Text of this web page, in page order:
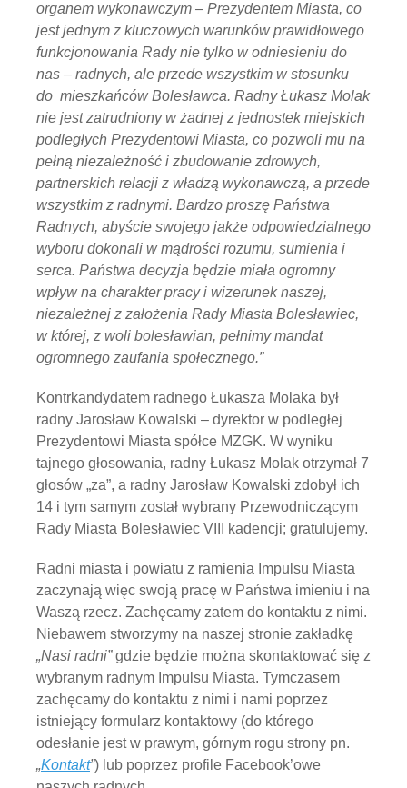
organem wykonawczym – Prezydentem Miasta, co
jest jednym z kluczowych warunków prawidłowego
funkcjonowania Rady nie tylko w odniesieniu do
nas – radnych, ale przede wszystkim w stosunku
do mieszkańców Bolesławca. Radny Łukasz Molak
nie jest zatrudniony w żadnej z jednostek miejskich
podległych Prezydentowi Miasta, co pozwoli mu na
pełną niezależność i zbudowanie zdrowych,
partnerskich relacji z władzą wykonawczą, a przede
wszystkim z radnymi. Bardzo proszę Państwa
Radnych, abyście swojego jakże odpowiedzialnego
wyboru dokonali w mądrości rozumu, sumienia i
serca. Państwa decyzja będzie miała ogromny
wpływ na charakter pracy i wizerunek naszej,
niezależnej z założenia Rady Miasta Bolesławiec,
w której, z woli bolesławian, pełnimy mandat
ogromnego zaufania społecznego.”
Kontrkandydatem radnego Łukasza Molaka był
radny Jarosław Kowalski – dyrektor w podległej
Prezydentowi Miasta spółce MZGK. W wyniku
tajnego głosowania, radny Łukasz Molak otrzymał 7
głosów „za”, a radny Jarosław Kowalski zdobył ich
14 i tym samym został wybrany Przewodniczącym
Rady Miasta Bolesławiec VIII kadencji; gratulujemy.
Radni miasta i powiatu z ramienia Impulsu Miasta
zaczynają więc swoją pracę w Państwa imieniu i na
Waszą rzecz. Zachęcamy zatem do kontaktu z nimi.
Niebawem stworzymy na naszej stronie zakładkę
„Nasi radni”gdzie będzie można skontaktować się z
wybranym radnym Impulsu Miasta. Tymczasem
zachęcamy do kontaktu z nimi i nami poprzez
istniejący formularz kontaktowy (do którego
odesłanie jest w prawym, górnym rogu strony pn.
„Kontakt”) lub poprzez profile Facebook’owe